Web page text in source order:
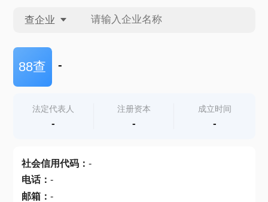
查企业
查企业
查产地
88查 -
法定代表人
-
注册资本
-
成立时间
-
社会信用代码： -
电话： -
邮箱： -